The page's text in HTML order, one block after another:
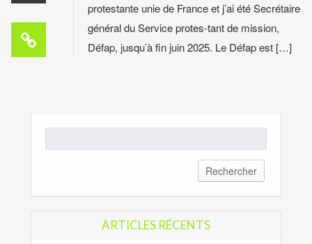
protestante unie de France et j’ai été Secrétaire
général du Service protes-tant de mission,
Défap, jusqu’à fin juin 2025. Le Défap est […]
ARTICLES RÉCENTS